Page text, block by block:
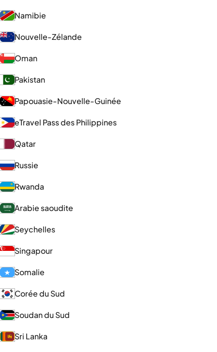
Namibie
Nouvelle-Zélande
Oman
Pakistan
Papouasie-Nouvelle-Guinée
eTravel Pass des Philippines
Qatar
Russie
Rwanda
Arabie saoudite
Seychelles
Singapour
Somalie
Corée du Sud
Soudan du Sud
Sri Lanka